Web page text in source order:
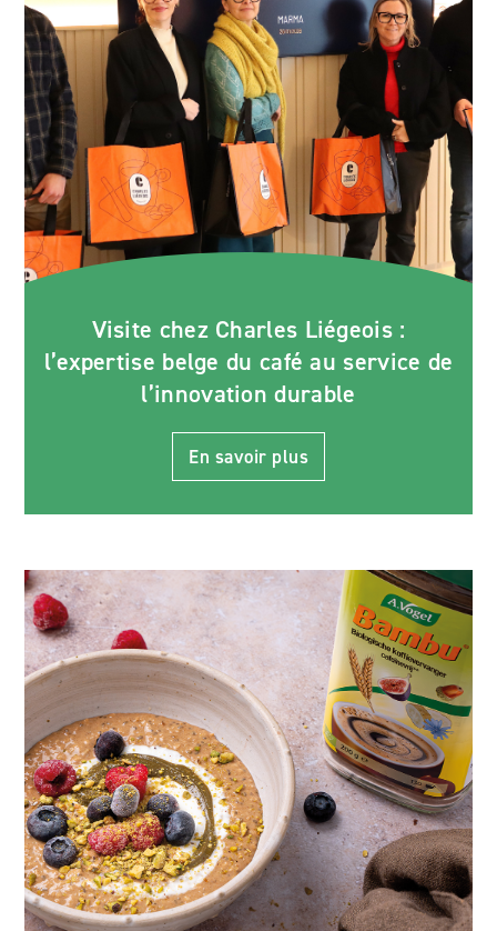
Visite chez Charles Liégeois :
l’expertise belge du café au service de
l’innovation durable
En savoir plus